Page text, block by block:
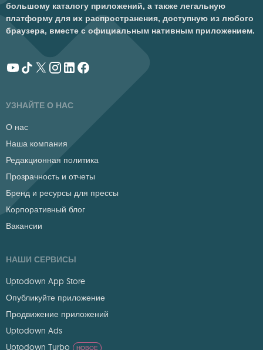
большому каталогу приложений, а также легальную
платформу для их распространения, доступную из любого
браузера, вместе с официальным нативным приложением.
УЗНАЙТЕ О НАС
О нас
Наша компания
Редакционная политика
Прозрачность и отчеты
Бренд и ресурсы для прессы
Корпоративный блог
Вакансии
НАШИ СЕРВИСЫ
Uptodown App Store
Опубликуйте приложение
Продвижение приложений
Uptodown Ads
Uptodown Turbo
НОВОЕ